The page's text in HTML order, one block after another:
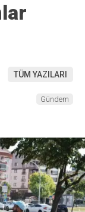
TÜM YAZILARI
Gündem